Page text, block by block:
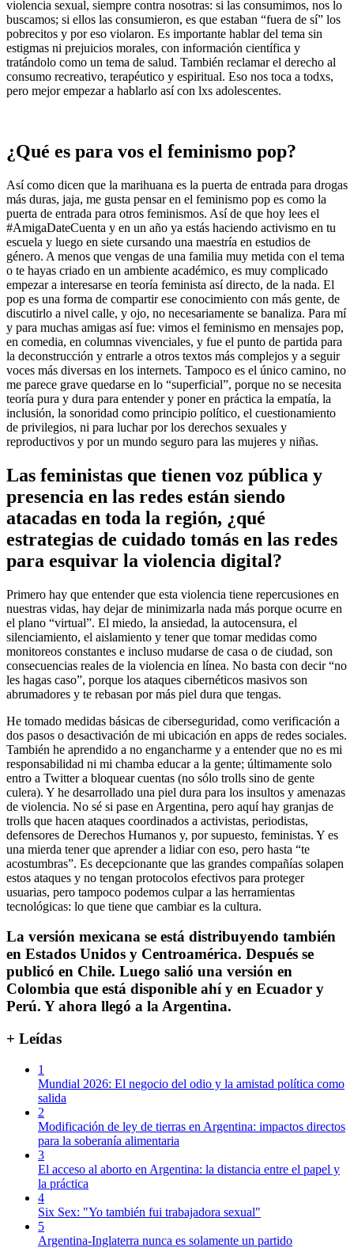
violencia sexual, siempre contra nosotras: si las consumimos, nos lo
buscamos; si ellos las consumieron, es que estaban “fuera de sí” los
pobrecitos y por eso violaron. Es importante hablar del tema sin
estigmas ni prejuicios morales, con información científica y
tratándolo como un tema de salud. También reclamar el derecho al
consumo recreativo, terapéutico y espiritual. Eso nos toca a todxs,
pero mejor empezar a hablarlo así con lxs adolescentes.
¿Qué es para vos el feminismo pop?
Así como dicen que la marihuana es la puerta de entrada para drogas
más duras, jaja, me gusta pensar en el feminismo pop es como la
puerta de entrada para otros feminismos. Así de que hoy lees el
#AmigaDateCuenta y en un año ya estás haciendo activismo en tu
escuela y luego en siete cursando una maestría en estudios de
género. A menos que vengas de una familia muy metida con el tema
o te hayas criado en un ambiente académico, es muy complicado
empezar a interesarse en teoría feminista así directo, de la nada. El
pop es una forma de compartir ese conocimiento con más gente, de
discutirlo a nivel calle, y ojo, no necesariamente se banaliza. Para mí
y para muchas amigas así fue: vimos el feminismo en mensajes pop,
en comedia, en columnas vivenciales, y fue el punto de partida para
la deconstrucción y entrarle a otros textos más complejos y a seguir
voces más diversas en los internets. Tampoco es el único camino, no
me parece grave quedarse en lo “superficial”, porque no se necesita
teoría pura y dura para entender y poner en práctica la empatía, la
inclusión, la sonoridad como principio político, el cuestionamiento
de privilegios, ni para luchar por los derechos sexuales y
reproductivos y por un mundo seguro para las mujeres y niñas.
Las feministas que tienen voz pública y
presencia en las redes están siendo
atacadas en toda la región, ¿qué
estrategias de cuidado tomás en las redes
para esquivar la violencia digital?
Primero hay que entender que esta violencia tiene repercusiones en
nuestras vidas, hay dejar de minimizarla nada más porque ocurre en
el plano “virtual”. El miedo, la ansiedad, la autocensura, el
silenciamiento, el aislamiento y tener que tomar medidas como
monitoreos constantes e incluso mudarse de casa o de ciudad, son
consecuencias reales de la violencia en línea. No basta con decir “no
les hagas caso”, porque los ataques cibernéticos masivos son
abrumadores y te rebasan por más piel dura que tengas.
He tomado medidas básicas de ciberseguridad, como verificación a
dos pasos o desactivación de mi ubicación en apps de redes sociales.
También he aprendido a no engancharme y a entender que no es mi
responsabilidad ni mi chamba educar a la gente; últimamente solo
entro a Twitter a bloquear cuentas (no sólo trolls sino de gente
culera). Y he desarrollado una piel dura para los insultos y amenazas
de violencia. No sé si pase en Argentina, pero aquí hay granjas de
trolls que hacen ataques coordinados a activistas, periodistas,
defensores de Derechos Humanos y, por supuesto, feministas. Y es
una mierda tener que aprender a lidiar con eso, pero hasta “te
acostumbras”. Es decepcionante que las grandes compañías solapen
estos ataques y no tengan protocolos efectivos para proteger
usuarias, pero tampoco podemos culpar a las herramientas
tecnológicas: lo que tiene que cambiar es la cultura.
La versión mexicana se está distribuyendo también
en Estados Unidos y Centroamérica. Después se
publicó en Chile. Luego salió una versión en
Colombia que está disponible ahí y en Ecuador y
Perú. Y ahora llegó a la Argentina.
+ Leídas
1
Mundial 2026: El negocio del odio y la amistad política como
salida
2
Modificación de ley de tierras en Argentina: impactos directos
para la soberanía alimentaria
3
El acceso al aborto en Argentina: la distancia entre el papel y
la práctica
4
Six Sex: "Yo también fui trabajadora sexual"
5
Argentina-Inglaterra nunca es solamente un partido